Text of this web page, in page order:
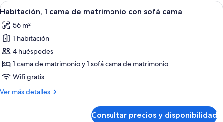
Abrir
todas
las
fotos
de
Habitación,
1
de
Habitación, 1 cama de matrimonio
15
Habitación, 1 cama de matrimonio con sofá cama
56 m²
1 habitación
4 huéspedes
1 cama de matrimonio y 1 sofá cama de matrimonio
Wifi gratis
Ver más detalles
Más
Consultar precios y disponibilidad